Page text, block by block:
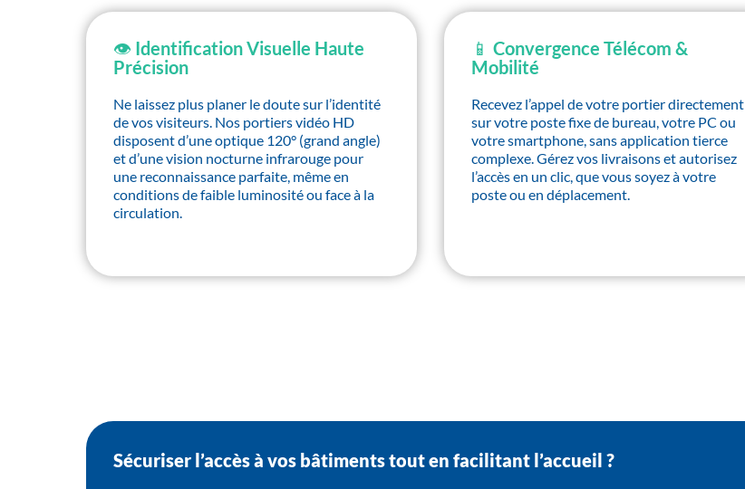
👁️ Identification Visuelle Haute
Précision
Ne laissez plus planer le doute sur l’identité
de vos visiteurs. Nos portiers vidéo HD
disposent d’une optique 120° (grand angle)
et d’une vision nocturne infrarouge pour
une reconnaissance parfaite, même en
conditions de faible luminosité ou face à la
circulation.
📱 Convergence Télécom &
Mobilité
Recevez l’appel de votre portier directement
sur votre poste fixe de bureau, votre PC ou
votre smartphone, sans application tierce
complexe. Gérez vos livraisons et autorisez
l’accès en un clic, que vous soyez à votre
poste ou en déplacement.
Sécuriser l’accès à vos bâtiments tout en facilitant l’accueil ?